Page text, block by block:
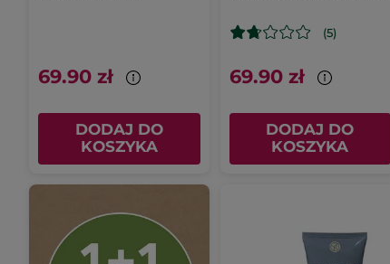
69.90 zł
DODAJ DO
KOSZYKA
(5)
69.90 zł
DODAJ DO
KOSZYKA